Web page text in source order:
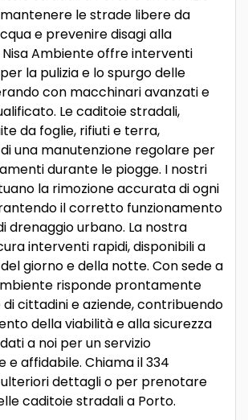
le strade libere da
e prevenire disagi alla
Ambiente offre interventi
la pulizia e lo spurgo delle
con macchinari avanzati e
Le caditoie stradali,
da foglie, rifiuti e terra,
una manutenzione regolare per
durante le piogge. I nostri
la rimozione accurata di ogni
il corretto funzionamento
drenaggio urbano. La nostra
interventi rapidi, disponibili a
giorno e della notte. Con sede a
risponde prontamente
cittadini e aziende, contribuendo
della viabilità e alla sicurezza
a noi per un servizio
e affidabile. Chiama il 334
ulteriori dettagli o per prenotare
caditoie stradali a Porto.